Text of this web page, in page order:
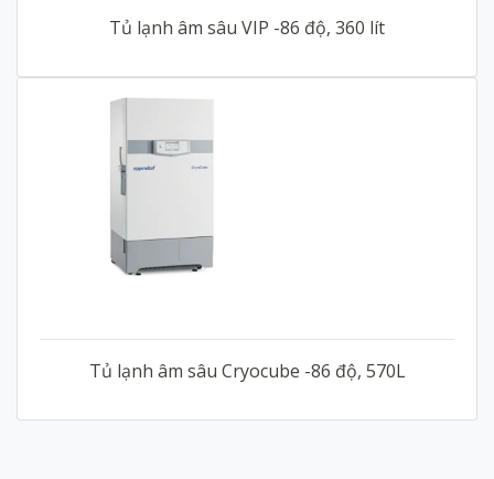
Tủ lạnh âm sâu VIP -86 độ, 360 lít
Tủ lạnh âm sâu Cryocube -86 độ, 570L